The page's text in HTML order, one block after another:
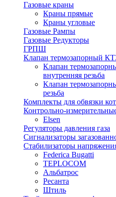
Газовые краны
Краны прямые
Краны угловые
Газовые Рампы
Газовые Редукторы
ГРПШ
Клапан термозапорный
Клапан
внутренняя резьба
Клапан
резьба
Комплекты для обвязки
Контрольно-
Elsen
Регуляторы давления газа
Сигнализаторы
Стабилизаторы
Federica Bugatti
TEPLOCOM
Альбатрос
Ресанта
Штиль